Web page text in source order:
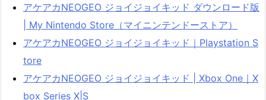
アケアカNEOGEO ジョイジョイキッド ダウンロード版
| My Nintendo Store（マイニンテンドーストア）
アケアカNEOGEO ジョイジョイキッド｜Playstation S
tore
アケアカNEOGEO ジョイジョイキッド | Xbox One｜X
box Series X|S